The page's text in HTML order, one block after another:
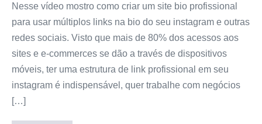
Nesse vídeo mostro como criar um site bio profissional
para usar múltiplos links na bio do seu instagram e outras
redes sociais. Visto que mais de 80% dos acessos aos
sites e e-commerces se dão a través de dispositivos
móveis, ter uma estrutura de link profissional em seu
instagram é indispensável, quer trabalhe com negócios
[…]